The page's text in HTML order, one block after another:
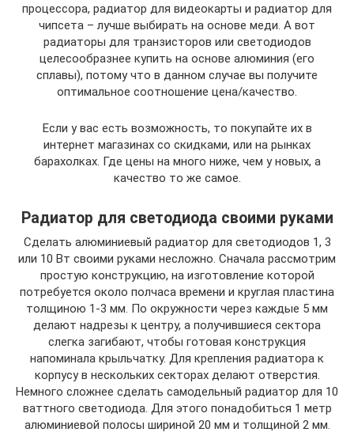
процессора, радиатор для видеокарты и радиатор для
чипсета – лучше выбирать на основе меди. А вот
радиаторы для транзисторов или светодиодов
целесообразнее купить на основе алюминия (его
сплавы), потому что в данном случае вы получите
оптимальное соотношение цена/качество.
Если у вас есть возможность, то покупайте их в
интернет магазинах со скидками, или на рынках
барахолках. Где цены на много ниже, чем у новых, а
качество то же самое.
Радиатор для светодиода своими руками
Сделать алюминиевый радиатор для светодиодов 1, 3
или 10 Вт своими руками несложно. Сначала рассмотрим
простую конструкцию, на изготовление которой
потребуется около полчаса времени и круглая пластина
толщиною 1-3 мм. По окружности через каждые 5 мм
делают надрезы к центру, а получившиеся сектора
слегка загибают, чтобы готовая конструкция
напоминала крыльчатку. Для крепления радиатора к
корпусу в нескольких секторах делают отверстия.
Немного сложнее сделать самодельный радиатор для 10
ваттного светодиода. Для этого понадобиться 1 метр
алюминиевой полосы шириной 20 мм и толщиной 2 мм.